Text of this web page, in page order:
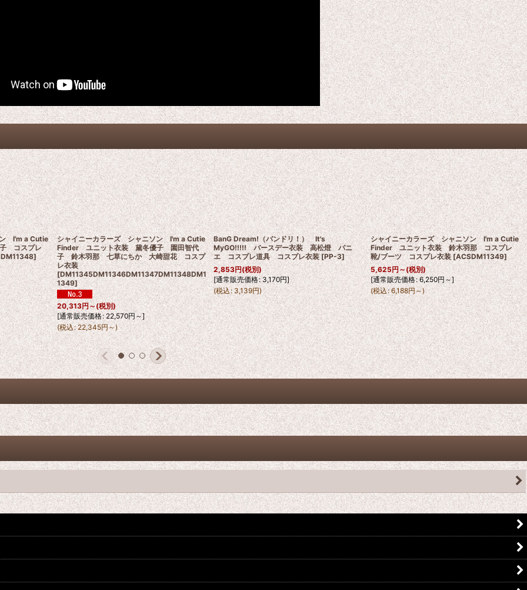
I'm a Cutie
コスプレ
]
シャイニーカラーズ シャニソン I'm a Cutie
Finder ユニット衣装 黛冬優子 園田智代
子 鈴木羽那 七草にちか 大崎甜花 コスプ
レ衣装
[DM11345DM11346DM11347DM11348DM1
1349]
20,313円～(税別)
[通常販売価格: 22,570円～]
(税込: 22,345円～)
BanG Dream!（バンドリ！） It's
MyGO!!!!! バースデー衣装 高松燈 パニ
エ コスプレ道具 コスプレ衣装 [PP-3]
2,853円(税別)
[通常販売価格: 3,170円]
(税込: 3,139円)
シャイニーカラーズ シャニソン I'm a Cutie
Finder ユニット衣装 鈴木羽那 コスプレ
靴/ブーツ コスプレ衣装 [ACSDM11349]
5,625円～(税別)
[通常販売価格: 6,250円～]
(税込: 6,188円～)